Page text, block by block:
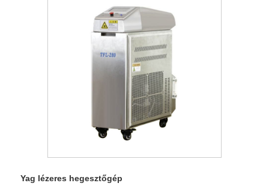
Yag lézeres hegesztőgép